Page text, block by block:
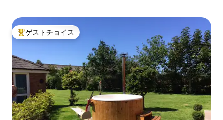
大好評のゲストチョイスです。
ゲストチョイス